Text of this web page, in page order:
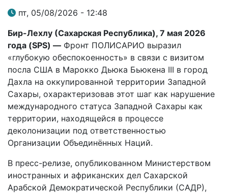
пт, 05/08/2026 - 12:48
Бир-Лехлу (Сахарская Республика), 7 мая 2026
года (SPS) — Фронт ПОЛИСАРИО выразил
«глубокую обеспокоенность» в связи с визитом
посла США в Марокко Дьюка Бьюкена III в город
Дахла на оккупированной территории Западной
Сахары, охарактеризовав этот шаг как нарушение
международного статуса Западной Сахары как
территории, находящейся в процессе
деколонизации под ответственностью
Организации Объединённых Наций.
В пресс-релизе, опубликованном Министерством
иностранных и африканских дел Сахарской
Арабской Демократической Республики (САДР),